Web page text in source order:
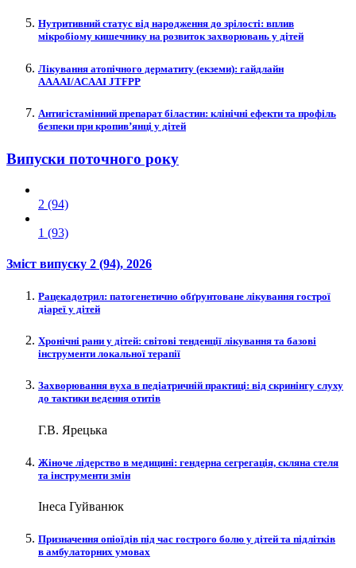
Нутритивний статус від народження до зрілості: вплив
мікробіому кишечнику на розвиток захворювань у дітей
Лікування атопічного дерматиту (екземи): гайдлайн
AAAAI/ACAAI JTFPP
Антигістамінний препарат біластин: клінічні ефекти та профіль
безпеки при кропив’янці у дітей
Випуски поточного року
2 (94)
1 (93)
Зміст випуску 2 (94), 2026
Рацекадотрил: патогенетично обґрунтоване лікування гострої
діареї у дітей
Хронічні рани у дітей: світові тенденції лікування та базові
інструменти локальної терапії
Захворювання вуха в педіатричній практиці: від скринінгу слуху
до тактики ведення отитів
Г.В. Ярецька
Жіноче лідерство в медицині: гендерна сегрегація, скляна стеля
та інструменти змін
Інеса Гуйванюк
Призначення опіоїдів під час гострого болю у дітей та підлітків
в амбулаторних умовах